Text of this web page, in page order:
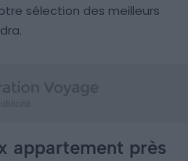
sélection des meilleurs
appartement près